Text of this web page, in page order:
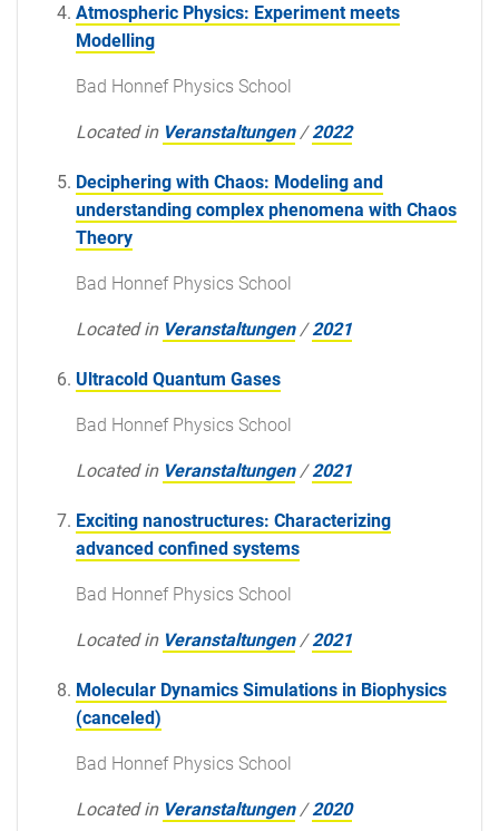
Atmospheric Physics: Experiment meets
Modelling
Bad Honnef Physics School
Located in Veranstaltungen /2022
Deciphering with Chaos: Modeling and
understanding complex phenomena with Chaos
Theory
Bad Honnef Physics School
Located in Veranstaltungen /2021
Ultracold Quantum Gases
Bad Honnef Physics School
Located in Veranstaltungen /2021
Exciting nanostructures: Characterizing
advanced confined systems
Bad Honnef Physics School
Located in Veranstaltungen /2021
Molecular Dynamics Simulations in Biophysics
(canceled)
Bad Honnef Physics School
Located in Veranstaltungen /2020